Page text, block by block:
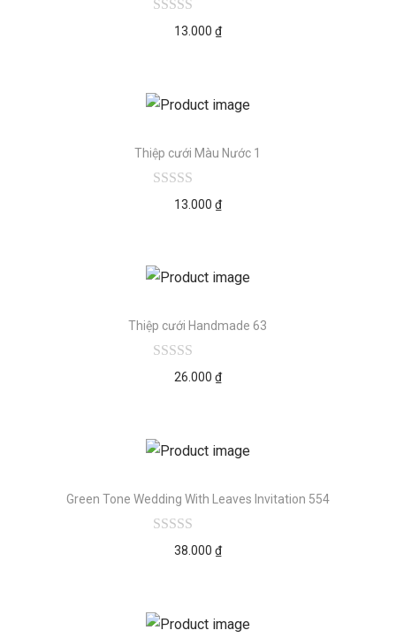
13.000 ₫
Thiệp cưới Màu Nước 1
13.000 ₫
Thiệp cưới Handmade 63
26.000 ₫
Green Tone Wedding With Leaves Invitation 554
38.000 ₫